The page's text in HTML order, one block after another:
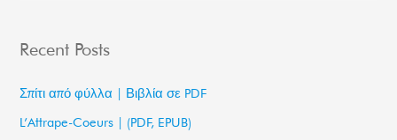
rRecent Posts
Σπίτι από φύλλα | Βιβλία σε PDF
L’Attrape-Coeurs | (PDF, EPUB)